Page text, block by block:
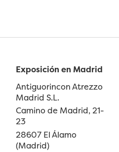
Exposición en Madrid
Antiguorincon Atrezzo
Madrid S.L.
Camino de Madrid, 21-
23
28607 El Álamo
(Madrid)